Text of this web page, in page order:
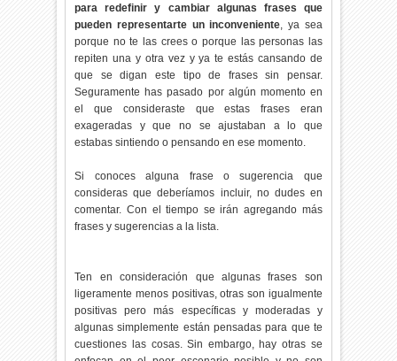
para redefinir y cambiar algunas frases que
pueden representarte un inconveniente, ya sea
porque no te las crees o porque las personas las
repiten una y otra vez y ya te estás cansando de
que se digan este tipo de frases sin pensar.
Seguramente has pasado por algún momento en
el que consideraste que estas frases eran
exageradas y que no se ajustaban a lo que
estabas sintiendo o pensando en ese momento.
Si conoces alguna frase o sugerencia que
consideras que deberíamos incluir, no dudes en
comentar. Con el tiempo se irán agregando más
frases y sugerencias a la lista.
Ten en consideración que algunas frases son
ligeramente menos positivas, otras son igualmente
positivas pero más específicas y moderadas y
algunas simplemente están pensadas para que te
cuestiones las cosas. Sin embargo, hay otras se